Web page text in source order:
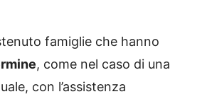
famiglie che hanno
, come nel caso di una
con l’assistenza